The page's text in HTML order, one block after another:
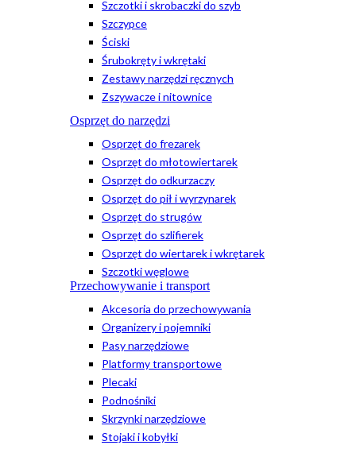
Szczotki i skrobaczki do szyb
Szczypce
Ściski
Śrubokręty i wkrętaki
Zestawy narzędzi ręcznych
Zszywacze i nitownice
Osprzęt do narzędzi
Osprzęt do frezarek
Osprzęt do młotowiertarek
Osprzęt do odkurzaczy
Osprzęt do pił i wyrzynarek
Osprzęt do strugów
Osprzęt do szlifierek
Osprzęt do wiertarek i wkrętarek
Szczotki węglowe
Przechowywanie i transport
Akcesoria do przechowywania
Organizery i pojemniki
Pasy narzędziowe
Platformy transportowe
Plecaki
Podnośniki
Skrzynki narzędziowe
Stojaki i kobyłki